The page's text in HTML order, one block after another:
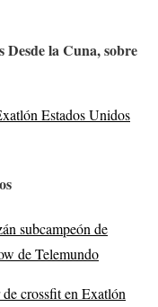
la Cuna, sobre
Estados Unidos
subcampeón de
de Telemundo
crossfit en Exatlón